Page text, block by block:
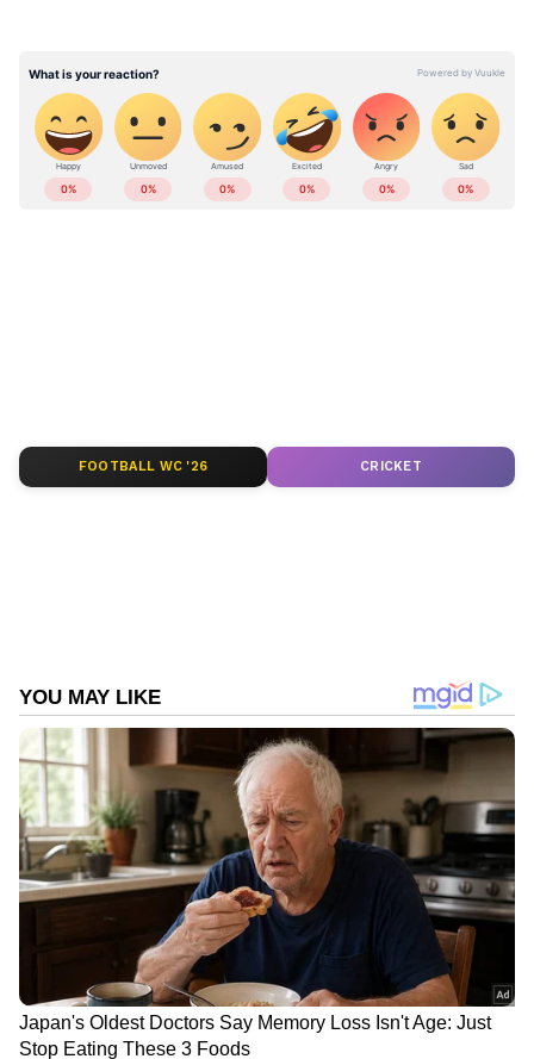
ഇന്ത്യയിലെയും ലോകമെമ്പാടുമുള്ള എല്ലാ
Follow Us
FOOTBALL WC '26 CRICKET